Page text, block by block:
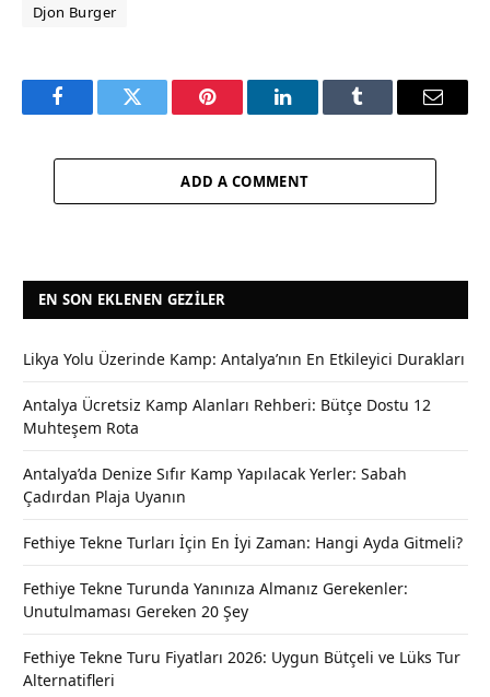
Djon Burger
FacebookTwitter Pinterest LinkedInTumblr Email
ADD A COMMENT
EN SON EKLENEN GEZILER
Likya Yolu Üzerinde Kamp: Antalya’nın En Etkileyici Durakları
Antalya Ücretsiz Kamp Alanları Rehberi: Bütçe Dostu 12
Muhteşem Rota
Antalya’da Denize Sıfır Kamp Yapılacak Yerler: Sabah
Çadırdan Plaja Uyanın
Fethiye Tekne Turları İçin En İyi Zaman: Hangi Ayda Gitmeli?
Fethiye Tekne Turunda Yanınıza Almanız Gerekenler:
Unutulmaması Gereken 20 Şey
Fethiye Tekne Turu Fiyatları 2026: Uygun Bütçeli ve Lüks Tur
Alternatifleri